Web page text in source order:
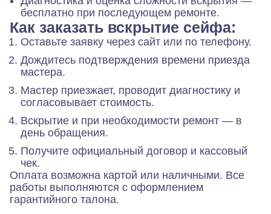
бесплатно при последующем ремонте.
Как заказать вскрытие сейфа:
Оставьте заявку через сайт или по телефону.
Дождитесь подтверждения времени приезда
мастера.
Мастер приезжает, проводит диагностику и
согласовывает стоимость.
Вскрытие и при необходимости ремонт — в
день обращения.
Получите официальный договор и кассовый
чек.
Оплата возможна картой или наличными. Все
работы выполняются с оформлением
гарантийного талона.